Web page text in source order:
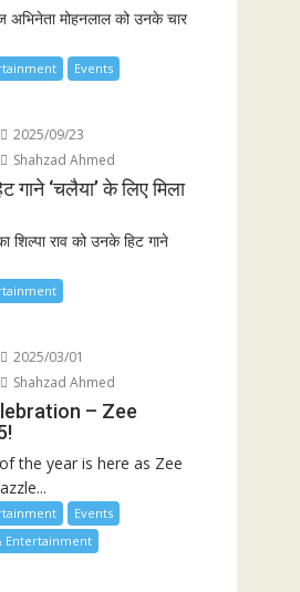
अभिनेता मोहनलाल को उनके चार
Events
2025/09/23
Shahzad Ahmed
गाने ‘चलैया’ के लिए मिला
राव को उनके हिट गाने
2025/03/01
Shahzad Ahmed
– Zee
the year is here as Zee
Events
Entertainment